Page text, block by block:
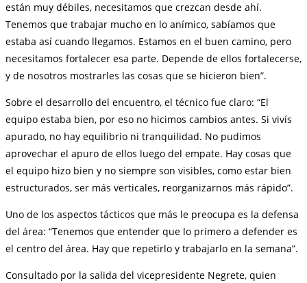
están muy débiles, necesitamos que crezcan desde ahí.
Tenemos que trabajar mucho en lo anímico, sabíamos que
estaba así cuando llegamos. Estamos en el buen camino, pero
necesitamos fortalecer esa parte. Depende de ellos fortalecerse,
y de nosotros mostrarles las cosas que se hicieron bien”.
Sobre el desarrollo del encuentro, el técnico fue claro: “El
equipo estaba bien, por eso no hicimos cambios antes. Si vivís
apurado, no hay equilibrio ni tranquilidad. No pudimos
aprovechar el apuro de ellos luego del empate. Hay cosas que
el equipo hizo bien y no siempre son visibles, como estar bien
estructurados, ser más verticales, reorganizarnos más rápido”.
Uno de los aspectos tácticos que más le preocupa es la defensa
del área: “Tenemos que entender que lo primero a defender es
el centro del área. Hay que repetirlo y trabajarlo en la semana”.
Consultado por la salida del vicepresidente Negrete, quien